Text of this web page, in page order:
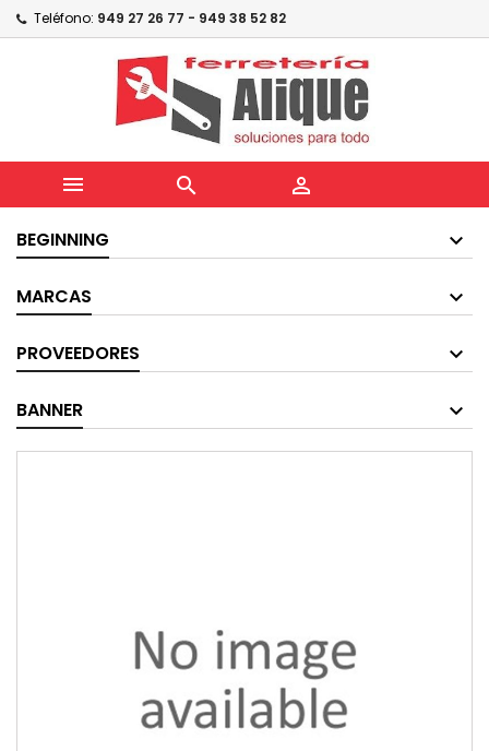
Teléfono: 949 27 26 77 - 949 38 52 82
  
BEGINNING
MARCAS
PROVEEDORES
BANNER